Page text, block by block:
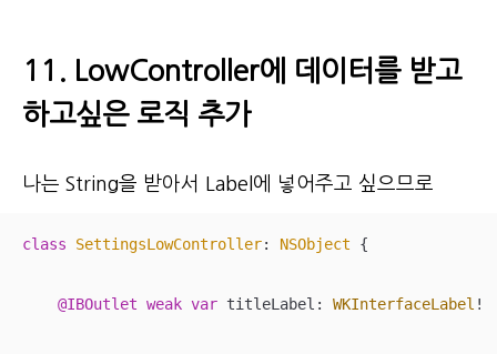
11. LowController에 데이터를 받고
하고싶은 로직 추가
나는 String을 받아서 Label에 넣어주고 싶으므로
class SettingsLowController: NSObject {
@IBOutlet weak var titleLabel: WKInterfaceLabel !